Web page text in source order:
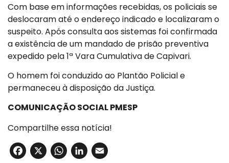
Com base em informações recebidas, os policiais se
deslocaram até o endereço indicado e localizaram o
suspeito. Após consulta aos sistemas foi confirmada
a existência de um mandado de prisão preventiva
expedido pela 1ª Vara Cumulativa de Capivari.
O homem foi conduzido ao Plantão Policial e
permaneceu à disposição da Justiça.
COMUNICAÇÃO SOCIAL PMESP
Compartilhe essa notícia!
Facebook
X WhatsApp
LinkedIn